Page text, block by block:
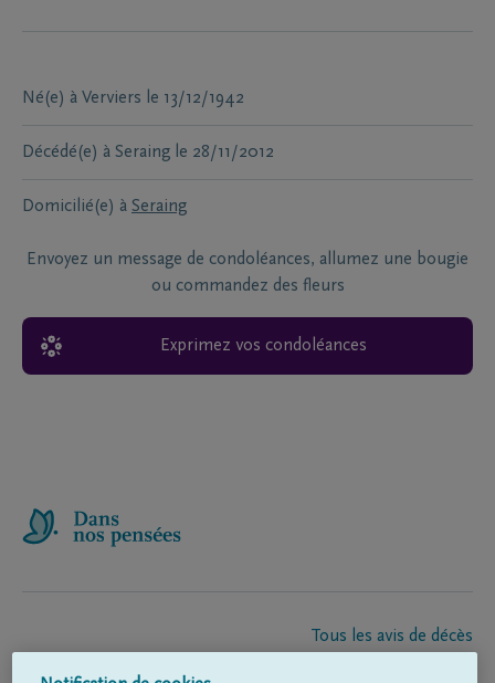
Né(e) à Verviers le 13/12/1942
Décédé(e) à Seraing le 28/11/2012
Domicilié(e) à Seraing
Envoyez un message de condoléances, allumez une bougie
ou commandez des fleurs
Exprimez vos condoléances
Tous les avis de décès